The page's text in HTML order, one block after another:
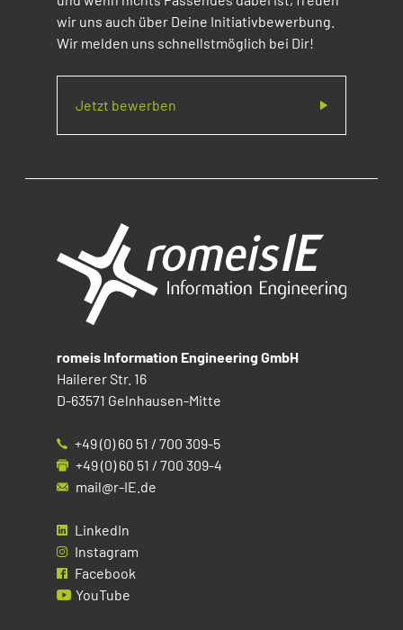
wir uns auch über Deine Initiativbewerbung.
Wir melden uns schnellstmöglich bei Dir!
Jetzt bewerben
romeis Information Engineering GmbH
Hailerer Str. 16
D-63571 Gelnhausen-Mitte
+49 (0) 60 51 / 700 309-5
+49 (0) 60 51 / 700 309-4
mail@r-IE.de
LinkedIn
Instagram
Facebook
YouTube